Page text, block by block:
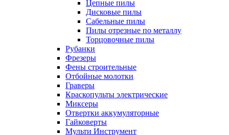
Цепные пилы
Дисковые пилы
Сабельные пилы
Пилы отрезные по металлу
Торцовочные пилы
Рубанки
Фрезеры
Фены строительные
Отбойные молотки
Граверы
Краскопульты электрические
Миксеры
Отвертки аккумуляторные
Гайковерты
Мульти Инструмент